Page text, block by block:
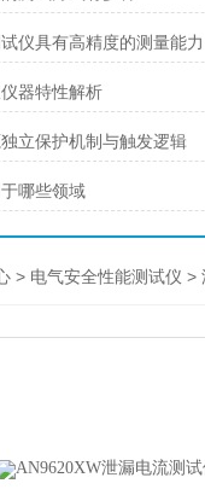
仪具有高精度的测量能力
器特性解析
立保护机制与触发逻辑
哪些领域
> 电气安全性能测试仪 >